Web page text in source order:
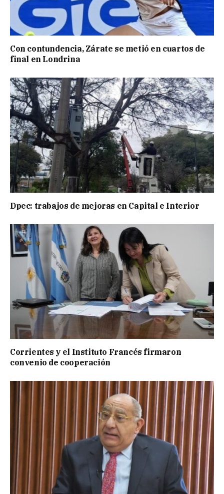
Con contundencia, Zárate se metió en cuartos de
final en Londrina
Dpec: trabajos de mejoras en Capital e Interior
Corrientes y el Instituto Francés firmaron
convenio de cooperación